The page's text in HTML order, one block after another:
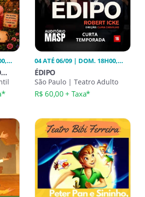
04 ATÉ 06/09 | DOM. 18H00,
SÁB. 20H00
ÉDIPO
São Paulo | Teatro Adulto
R$ 60,00 + Taxa*